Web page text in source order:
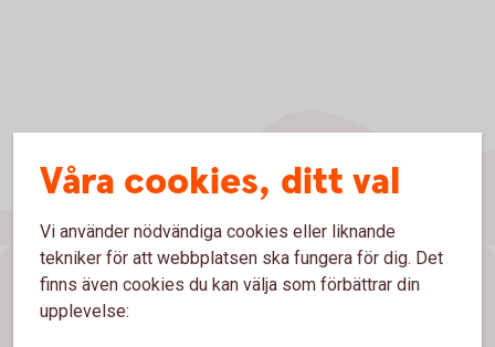
Våra cookies, ditt val
Vi använder nödvändiga cookies eller liknande
tekniker för att webbplatsen ska fungera för dig. Det
finns även cookies du kan välja som förbättrar din
upplevelse:
Sidfot
Hitta snabbt